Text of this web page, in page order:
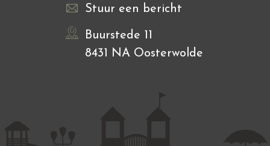
Stuur een bericht
Buurstede 11
8431 NA Oosterwolde